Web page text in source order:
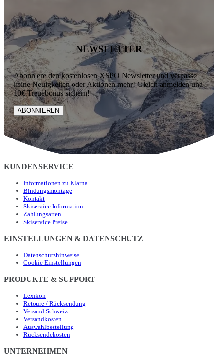
NEWSLETTER
Abonniere den kostenlosen XSPO Newsletter und verpasse
keine Neuigkeiten oder Aktionen mehr! Gleich anmelden und
10€ Treuebonus sichern!
ABONNIEREN
KUNDENSERVICE
Informationen zu Klarna
Bindungsmontage
Kontakt
Skiservice Information
Zahlungsarten
Skiservice Preise
EINSTELLUNGEN & DATENSCHUTZ
Datenschutzhinweise
Cookie Einstellungen
PRODUKTE & SUPPORT
Lexikon
Retoure / Rücksendung
Versand Schweiz
Versandkosten
Auswahlbestellung
Rücksendekosten
UNTERNEHMEN